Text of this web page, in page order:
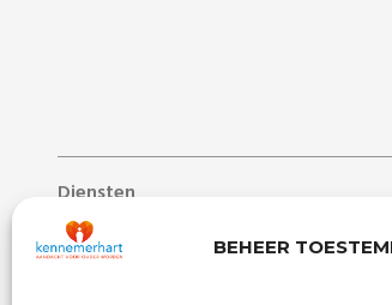
BEHEER
Diensten
Lang verblijf
Zorg aan huis